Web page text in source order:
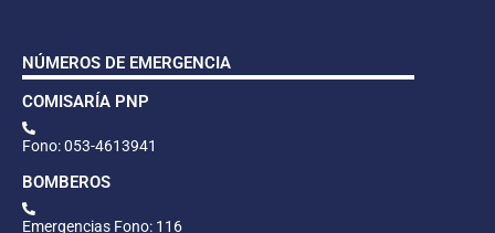
NÚMEROS DE EMERGENCIA
COMISARÍA PNP
Fono: 053-4613941
BOMBEROS
Emergencias Fono: 116